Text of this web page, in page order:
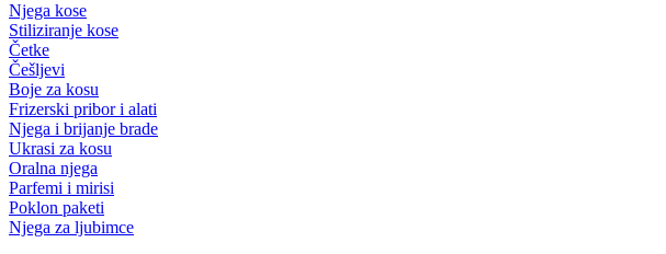
Njega kose
Stiliziranje kose
Četke
Češljevi
Boje za kosu
Frizerski pribor i alati
Njega i brijanje brade
Ukrasi za kosu
Oralna njega
Parfemi i mirisi
Poklon paketi
Njega za ljubimce